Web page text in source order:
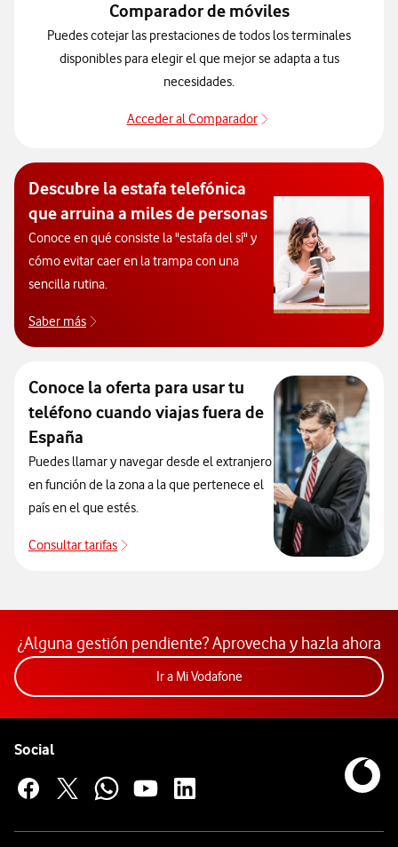
Comparador de móviles
Puedes cotejar las prestaciones de todos los terminales
disponibles para elegir el que mejor se adapta a tus
necesidades.
Acceder al Comparador
Descubre la estafa telefónica
que arruina a miles de personas
Conoce en qué consiste la "estafa del sí" y
cómo evitar caer en la trampa con una
sencilla rutina.
Saber más
Conoce la oferta para usar tu
teléfono cuando viajas fuera de
España
Puedes llamar y navegar desde el extranjero
en función de la zona a la que pertenece el
país en el que estés.
Consultar tarifas
¿Alguna gestión pendiente? Aprovecha y hazla ahora
Ir a Mi VodafoneAcceder a la app Mi
Social